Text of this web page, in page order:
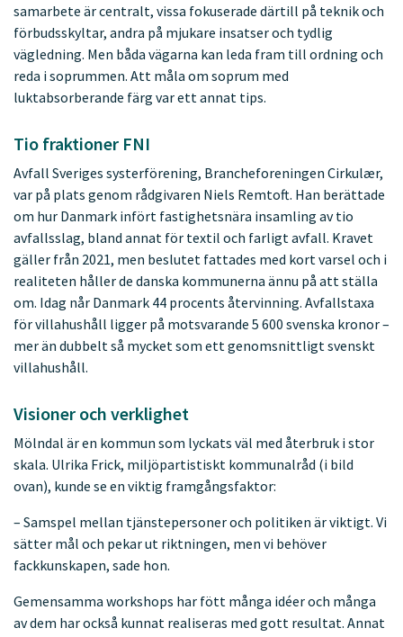
samarbete är centralt, vissa fokuserade därtill på teknik och
förbudsskyltar, andra på mjukare insatser och tydlig
vägledning. Men båda vägarna kan leda fram till ordning och
reda i soprummen. Att måla om soprum med
luktabsorberande färg var ett annat tips.
Tio fraktioner FNI
Avfall Sveriges systerförening, Brancheforeningen Cirkulær,
var på plats genom rådgivaren Niels Remtoft. Han berättade
om hur Danmark infört fastighetsnära insamling av tio
avfallsslag, bland annat för textil och farligt avfall. Kravet
gäller från 2021, men beslutet fattades med kort varsel och i
realiteten håller de danska kommunerna ännu på att ställa
om. Idag når Danmark 44 procents återvinning. Avfallstaxa
för villahushåll ligger på motsvarande 5 600 svenska kronor –
mer än dubbelt så mycket som ett genomsnittligt svenskt
villahushåll.
Visioner och verklighet
Mölndal är en kommun som lyckats väl med återbruk i stor
skala. Ulrika Frick, miljöpartistiskt kommunalråd (i bild
ovan), kunde se en viktig framgångsfaktor:
– Samspel mellan tjänstepersoner och politiken är viktigt. Vi
sätter mål och pekar ut riktningen, men vi behöver
fackkunskapen, sade hon.
Gemensamma workshops har fött många idéer och många
av dem har också kunnat realiseras med gott resultat. Annat